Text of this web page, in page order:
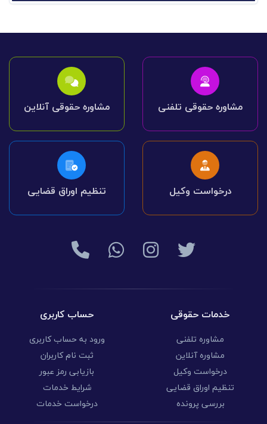
مشاوره حقوقی تلفنی مشاوره حقوقی آنلاین
درخواست وکیل تنظیم اوراق قضایی
خدمات حقوقی
مشاوره تلفنی
مشاوره آنلاین
درخواست وکیل
تنظیم اوراق قضایی
بررسی پرونده
حساب کاربری
ورود به حساب کاربری
ثبت نام کاربران
بازیابی رمز عبور
شرایط خدمات
درخواست خدمات